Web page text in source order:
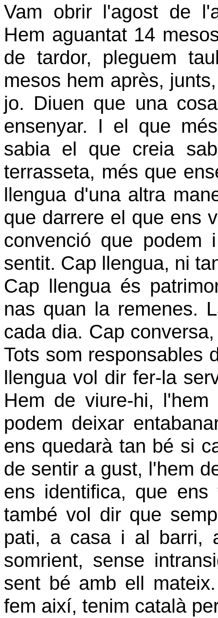
Vam obrir l'agost de
Hem aguantat 14
de tardor, pleguem
mesos hem après,
jo. Diuen que una
ensenyar. I el que
sabia el que creia
terrasseta, més que
llengua d'una altra
que darrere el que ens
convenció que
sentit. Cap llengua, ni
Cap llengua és
nas quan la remenes.
cada dia. Cap
Tots som responsables
llengua vol dir fer-la
Hem de viure-hi,
podem deixar
ens quedarà tan bé si
de sentir a gust, l'hem
ens identifica, que
també vol dir que
pati, a casa i al barri,
somrient, sense
sent bé amb ell
fem així, tenim català